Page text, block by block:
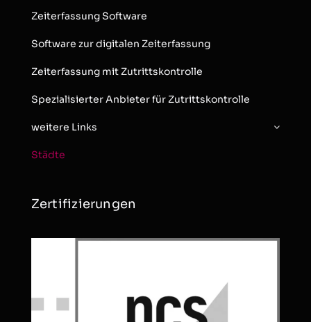
Zeiterfassung Software
Software zur digitalen Zeiterfassung
Zeiterfassung mit Zutrittskontrolle
Spezialisierter Anbieter für Zutrittskontrolle
weitere Links
Städte
Zertifizierungen